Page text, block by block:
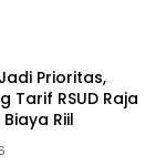
Prioritas,
Tarif RSUD Raja
Riil